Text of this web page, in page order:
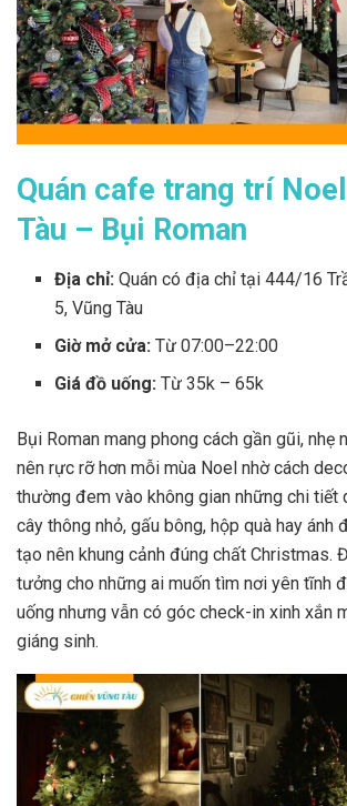
Quán cafe trang trí
Tàu – Bụi Roman
Địa chỉ: Quán có địa chỉ tại 444/16
5, Vũng Tàu
Giờ mở cửa:Từ 07:00–22:00
Giá đồ uống:Từ 35k – 65k
Bụi Roman mang phong cách gần gũi, nhẹ
nên rực rỡ hơn mỗi mùa Noel nhờ cách
thường đem vào không gian những chi tiết
cây thông nhỏ, gấu bông, hộp quà hay ánh
tạo nên khung cảnh đúng chất Christmas.
tưởng cho những ai muốn tìm nơi yên tĩnh
uống nhưng vẫn có góc check-in xinh xắn
giáng sinh.